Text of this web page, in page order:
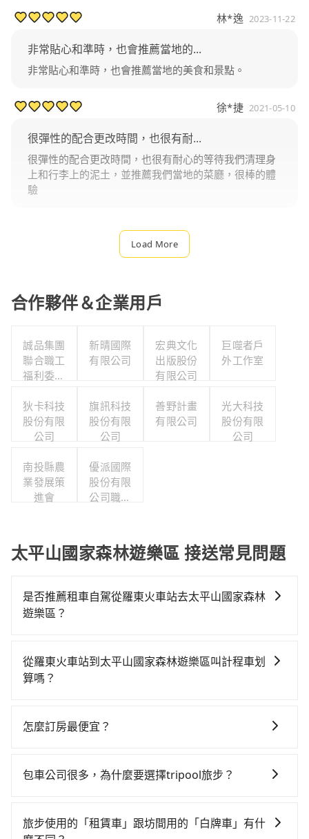
林*逸 2023-11-22
非常貼心和準時，也會推薦當地的...
非常貼心和準時，也會推薦當地的美食和景點。
徐*捷 2021-05-10
很彈性的配合更改時間，也很有耐...
很彈性的配合更改時間，也很有耐心的等待我們清理身
上和行李上的泥土，並推薦我們當地的菜廳，很棒的體
驗
Load More
合作夥伴＆企業用戶
誠品集團
聯合職工
福利委員
新晴國際
有限公司
宏典文化
出版股份
有限公司
巨噬者戶
外工作室
狄卡科技
股份有限
公司
旗訊科技
股份有限
公司
善野計畫
有限公司
光大科技
股份有限
公司
南投縣農
業發展策
進會
優派國際
股份有限
公司職工
太平山國家森林遊樂區 接送常見問題
是否推薦租車自駕從羅東火車站去太平山國家森林
遊樂區？
對的時間彈性，最重要的是你當天就要來回，那在宜蘭
路邊可隨租隨借的iRent應該是你最便宜選擇。註冊完
遊樂區的花費預估為$600~1,050（金額差異來自於平假
與可能的罰單都需自付。再者，和運的iRent只提供最基
人座或九人座可供選擇，而且無人租車最令人詬病的就
從羅東火車站到太平山國家森林遊樂區叫計程車划
算嗎？
灣大車隊、Uber、Line Taxi、Yoxi等，如果在路邊攔不
看。依照里程跳錶計算，價格約為530~800元間。不過
100倍之多。再加上宜蘭縣有些計程車司機不按錶計費，
怎麼訂房最便宜？
OTA (online travel agent) 來完成，除了可以快速依據
會員或者使用特定的信用卡，還可以累積點數做現金回
包車公司很多，為什麼要選擇tripool旅步？
以依照您行程人數的需求進行選擇。此外，為確保您的
旅步使用的「租賃車」跟坊間用的「白牌車」有什